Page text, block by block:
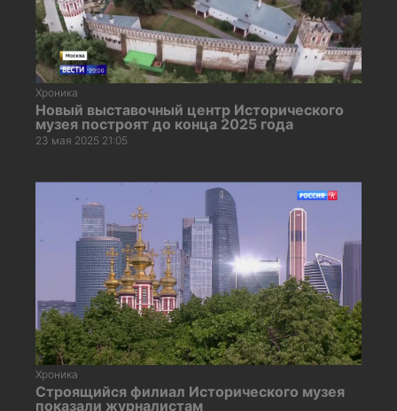
Хроника
Новый выставочный центр Исторического
музея построят до конца 2025 года
23 мая 2025 21:05
Хроника
Строящийся филиал Исторического музея
показали журналистам